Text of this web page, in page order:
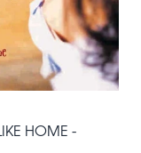
HOME -